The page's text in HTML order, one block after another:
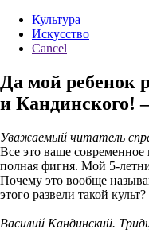
Культура
Искусство
Cancel
Да мой ребенок
и Кандинского!
Уважаемый читатель
Все это ваше
полная фигня. Мой 5-
Почему это вообще
этого развели такой культ?
Василий Кандинский.